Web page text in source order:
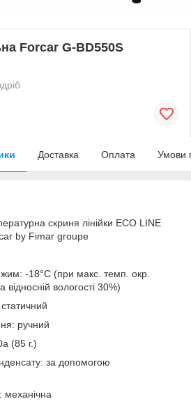
Forcar G-BD550S
Доставка Оплата Умови
скриня лінійки ECO LINE
by Fimar groupe
-18°C (при макс. темп. окр.
вологості 30%)
ручний
(85 г.)
за допомогою
механічна